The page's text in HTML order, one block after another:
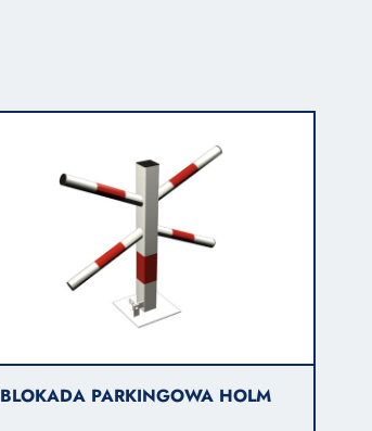
BLOKADA PARKINGOWA HOLM